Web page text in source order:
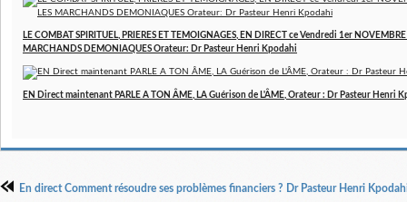
LE COMBAT SPIRITUEL, PRIERES ET TEMOIGNAGES, EN DIRECT ce Vendredi 1er
MARCHANDS DEMONIAQUES Orateur: Dr Pasteur Henri Kpodahi
EN Direct maintenant PARLE A TON ÂME, LA Guérison de L'ÂME, Orateur : Dr Pasteur Henri
En direct Comment résoudre ses problèmes financiers ? Dr Pasteur Henri